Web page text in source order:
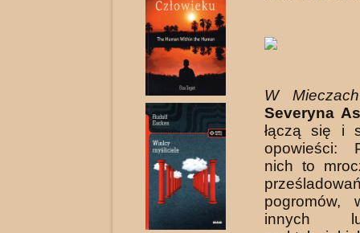
W
Severyna
łączą się i
opowieści:
nich to
pogromów,
innych